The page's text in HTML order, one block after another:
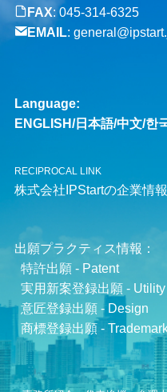
FAX: 045-314-6325
EMAIL:
Language:
ENGLISH/日本語/中文/한
RECIPROCAL LINK
株式会社IPStartの企業情報
出願プラクティス情報：
特許出願 - Patent
実用新案登録出願 -
意匠登録出願 - Design
商標登録出願 -